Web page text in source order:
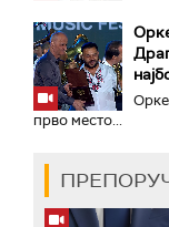
прво место...